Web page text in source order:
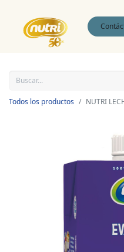
Todos los productos NUTRI